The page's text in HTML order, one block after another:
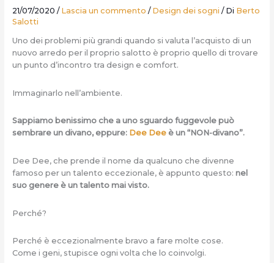
21/07/2020 / Lascia un commento / Design dei sogni / Di Berto
Salotti
Uno dei problemi più grandi quando si valuta l’acquisto di un
nuovo arredo per il proprio salotto è proprio quello di trovare
un punto d’incontro tra design e comfort.
Immaginarlo nell’ambiente.
Sappiamo benissimo che a uno sguardo fuggevole può
sembrare un divano, eppure: Dee Deeè un “NON-divano”.
Dee Dee, che prende il nome da qualcuno che divenne
famoso per un talento eccezionale, è appunto questo: nel
suo genere è un talento mai visto.
Perché?
Perché è eccezionalmente bravo a fare molte cose.
Come i geni, stupisce ogni volta che lo coinvolgi.